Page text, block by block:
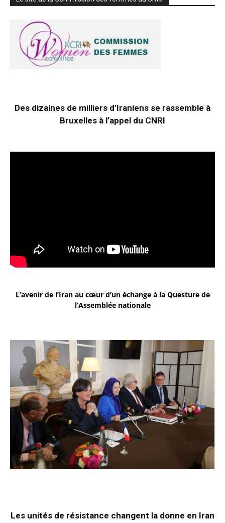
Des dizaines de milliers d’Iraniens se rassemble à
Bruxelles à l’appel du CNRI
L’avenir de l’Iran au cœur d’un échange à la Questure de
l’Assemblée nationale
Les unités de résistance changent la donne en Iran